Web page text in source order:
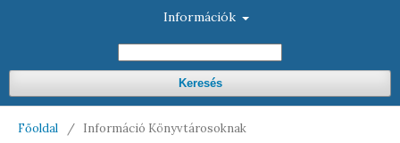
Információk
Keresés
Főoldal / Információ Könyvtárosoknak